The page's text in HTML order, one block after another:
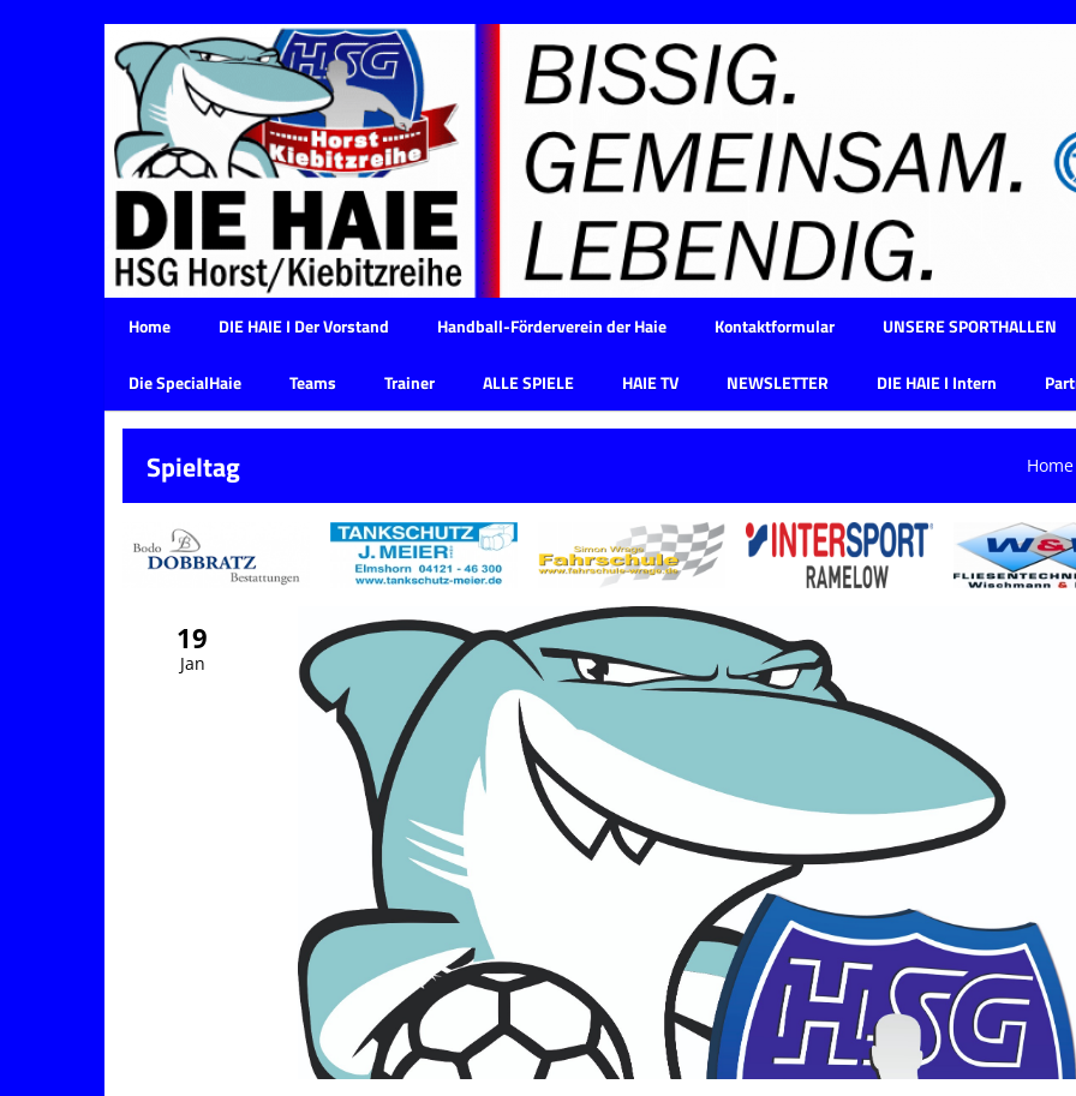
Home DIE HAIE I Der Vorstand Handball-Förderverein der Haie Kontaktformular UNSERE SPORTHALLEN
Die SpecialHaie Teams Trainer ALLE SPIELE HAIE TV NEWSLETTER DIE HAIE I Intern
Spieltag Home
19
Jan